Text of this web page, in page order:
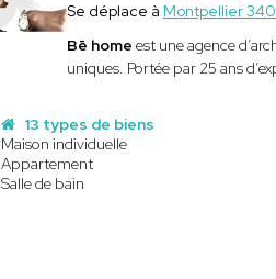
Se déplace à Montpellier
Bē home est une agence
uniques. Portée par 25 ans
13 types de biens
Maison individuelle
Appartement
Salle de bain